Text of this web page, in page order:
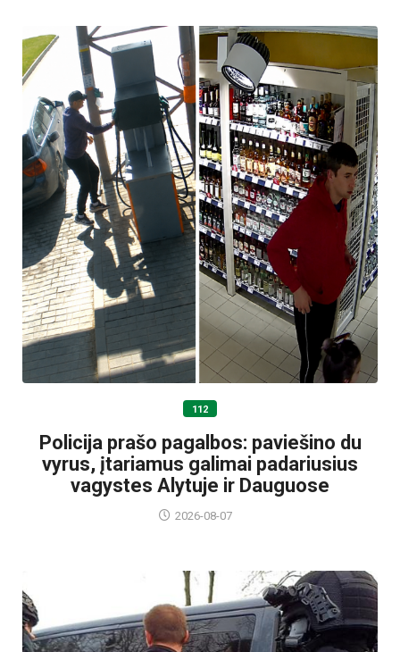
112
Policija prašo pagalbos: paviešino du
vyrus, įtariamus galimai padariusius
vagystes Alytuje ir Dauguose
2026-08-07